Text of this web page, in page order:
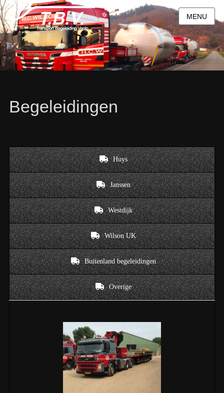
MENU
Begeleidingen
Huys
Janssen
Westdijk
Wilson UK
Buitenland begeleidingen
Overige